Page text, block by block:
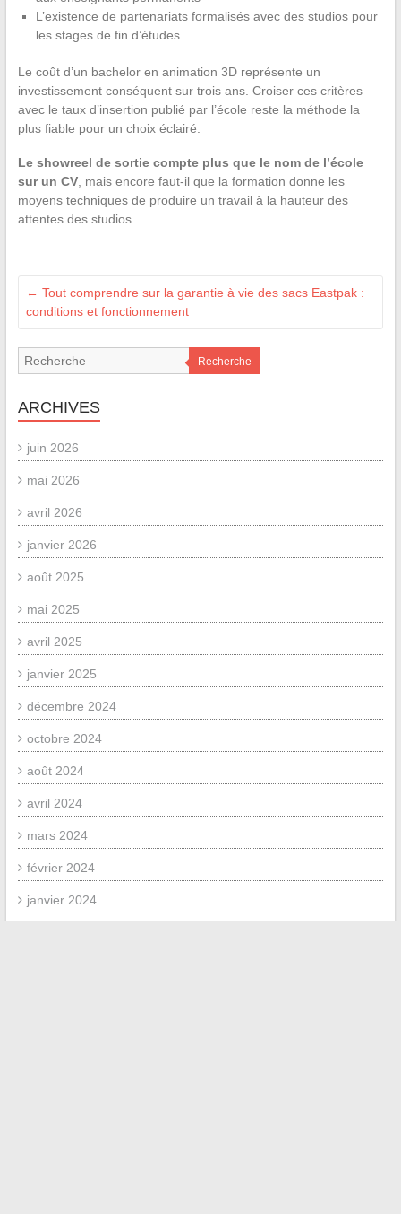
L’existence de partenariats formalisés avec des studios pour
les stages de fin d’études
Le coût d’un bachelor en animation 3D représente un
investissement conséquent sur trois ans. Croiser ces critères
avec le taux d’insertion publié par l’école reste la méthode la
plus fiable pour un choix éclairé.
Le showreel de sortie compte plus que le nom de l’école
sur un CV, mais encore faut-il que la formation donne les
moyens techniques de produire un travail à la hauteur des
attentes des studios.
← Tout comprendre sur la garantie à vie des sacs Eastpak :
conditions et fonctionnement
Recherche
ARCHIVES
juin 2026
mai 2026
avril 2026
janvier 2026
août 2025
mai 2025
avril 2025
janvier 2025
décembre 2024
octobre 2024
août 2024
avril 2024
mars 2024
février 2024
janvier 2024